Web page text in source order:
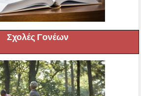
Σχολές Γονέων